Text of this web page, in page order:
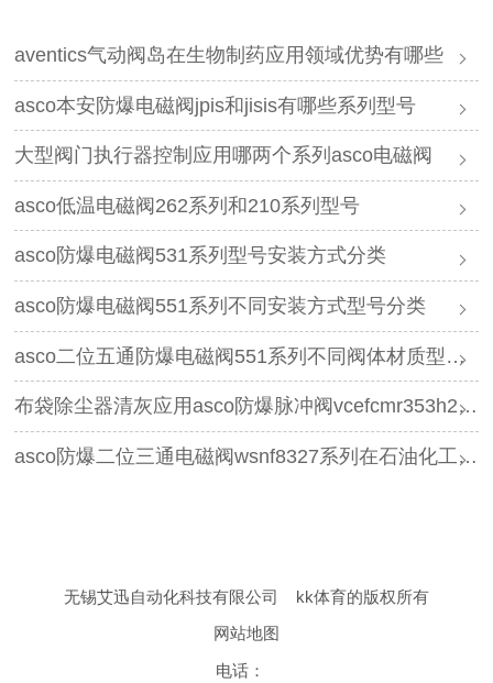
aventics气动阀岛在生物制药应用领域优势有哪些
asco本安防爆电磁阀jpis和jisis有哪些系列型号
大型阀门执行器控制应用哪两个系列asco电磁阀
asco低温电磁阀262系列和210系列型号
asco防爆电磁阀531系列型号安装方式分类
asco防爆电磁阀551系列不同安装方式型号分类
asco二位五通防爆电磁阀551系列不同阀体材质型号分类
布袋除尘器清灰应用asco防爆脉冲阀vcefcmr353h230的优势有哪些
asco防爆二位三通电磁阀wsnf8327系列在石油化工领域的应用优势有哪些
无锡艾迅自动化科技有限公司
kk体育的版权所有
网站地图
电话：